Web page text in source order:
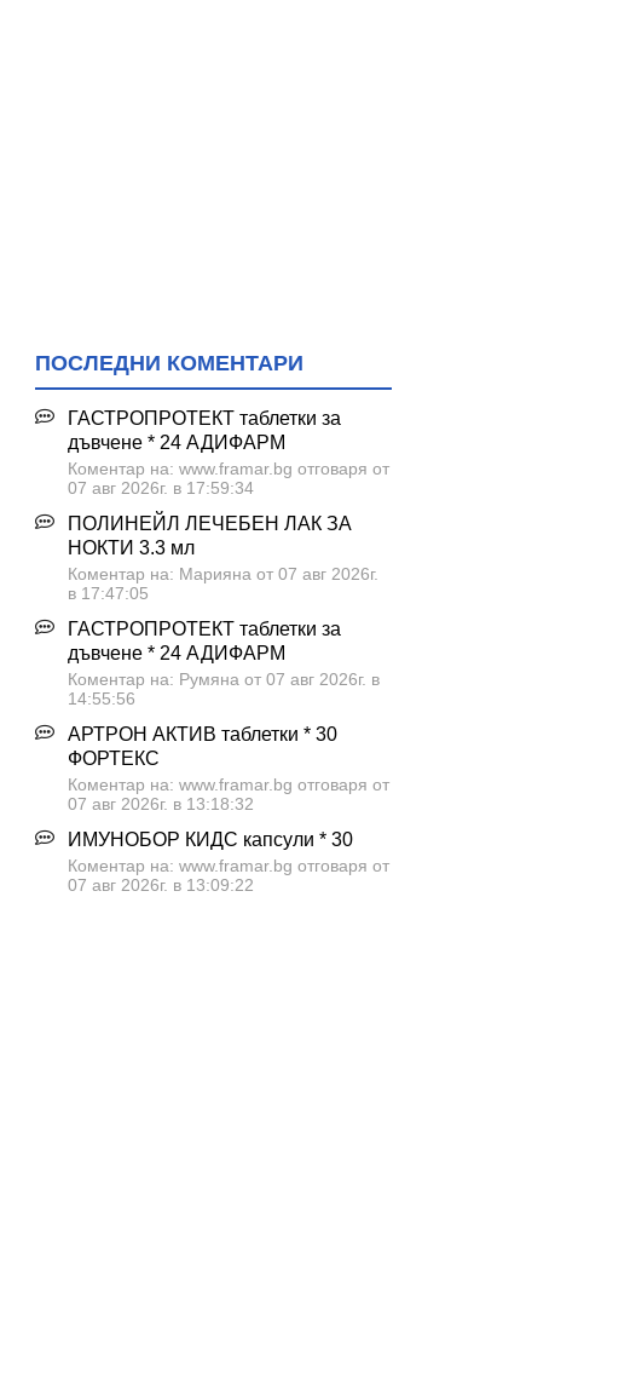
ПОСЛЕДНИ КОМЕНТАРИ
ГАСТРОПРОТЕКТ таблетки за
дъвчене * 24 АДИФАРМ
Коментар на: www.framar.bg отговаря от
07 авг 2026г. в 17:59:34
ПОЛИНЕЙЛ ЛЕЧЕБЕН ЛАК ЗА
НОКТИ 3.3 мл
Коментар на: Марияна от 07 авг 2026г.
в 17:47:05
ГАСТРОПРОТЕКТ таблетки за
дъвчене * 24 АДИФАРМ
Коментар на: Румяна от 07 авг 2026г. в
14:55:56
АРТРОН АКТИВ таблетки * 30
ФОРТЕКС
Коментар на: www.framar.bg отговаря от
07 авг 2026г. в 13:18:32
ИМУНОБОР КИДС капсули * 30
Коментар на: www.framar.bg отговаря от
07 авг 2026г. в 13:09:22